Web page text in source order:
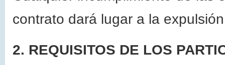
contrato dará lugar a la
2. REQUISITOS DE LOS